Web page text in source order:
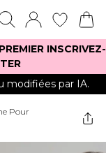
INSCRIVEZ-
modifiées par IA.
Pour